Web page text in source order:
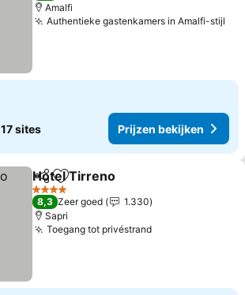
Amalfi
Authentieke gastenkamers in Amalfi-stijl
17 sites Prijzen bekijken
DelenToevoegen aan favorieten
Hotel Tirreno
4 Sterren
8,3 Zeer goed
1.330
Sapri
Toegang tot privéstrandPrijzen bekijken